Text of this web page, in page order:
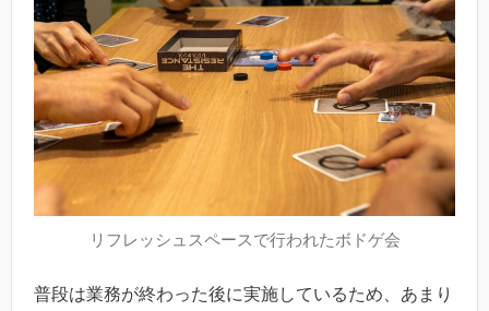
リフレッシュスペースで行われたボドゲ会
普段は業務が終わった後に実施しているため、あまり